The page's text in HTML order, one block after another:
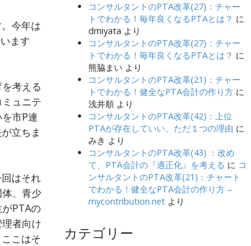
今年は
ます
考える
ュニテ
市P連
立ちま
はそれ
、青少
PTAの
者向け
こはそ
コンサルタントのPTA改革(27)：チャー
トでわかる！毎年良くなるPTAとは？ に
dmiyata より
コンサルタントのPTA改革(27)：チャー
トでわかる！毎年良くなるPTAとは？ に
熊脇まい より
コンサルタントのPTA改革(21)：チャー
トでわかる！健全なPTA会計の作り方 に
浅井順 より
コンサルタントのPTA改革(42)：上位
PTAが存在していい、ただ１つの理由 に
みき より
コンサルタントのPTA改革(43) ：改め
て、PTA会計の『適正化』を考える に コ
ンサルタントのPTA改革(21)：チャート
でわかる！健全なPTA会計の作り方 –
mycontribution.net より
カテゴリー